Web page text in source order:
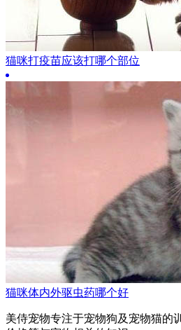
猫咪打疫苗应该打哪个部位
猫咪体内外驱虫药哪个好
美侍宠物专注于宠物狗及宠物猫的